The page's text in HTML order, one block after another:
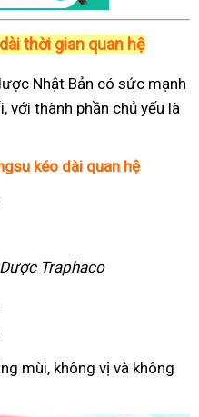
thời gian quan hệ
Nhật Bản có sức mạnh
với thành phần chủ yếu là
kéo dài quan hệ
Dược Traphaco
mùi, không vị và không